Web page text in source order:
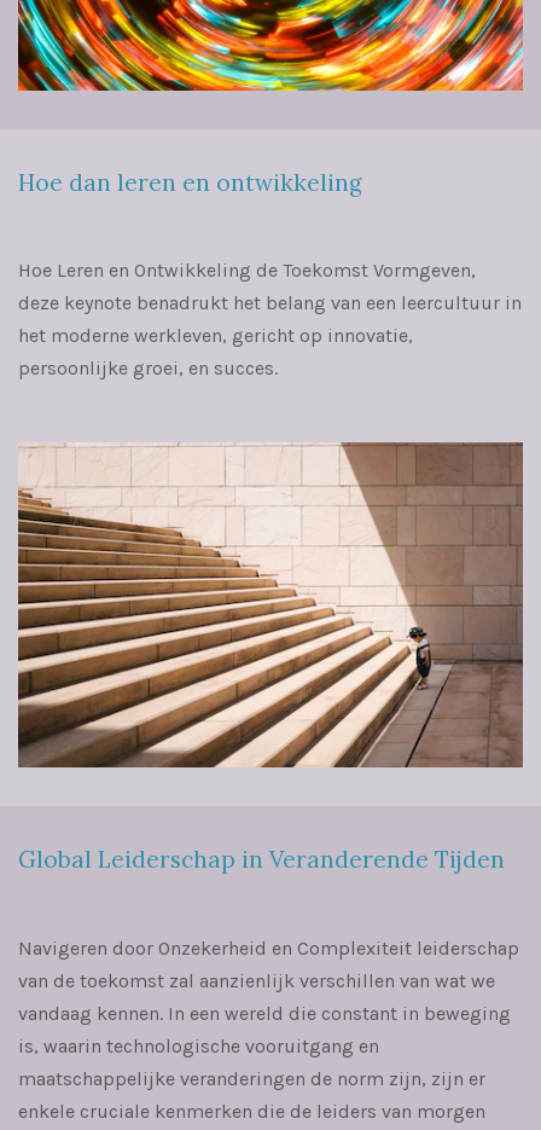
Hoe dan leren en ontwikkeling
Hoe Leren en Ontwikkeling de Toekomst Vormgeven,
deze keynote benadrukt het belang van een leercultuur in
het moderne werkleven, gericht op innovatie,
persoonlijke groei, en succes.
Global Leiderschap in Veranderende Tijden
Navigeren door Onzekerheid en Complexiteit leiderschap
van de toekomst zal aanzienlijk verschillen van wat we
vandaag kennen. In een wereld die constant in beweging
is, waarin technologische vooruitgang en
maatschappelijke veranderingen de norm zijn, zijn er
enkele cruciale kenmerken die de leiders van morgen